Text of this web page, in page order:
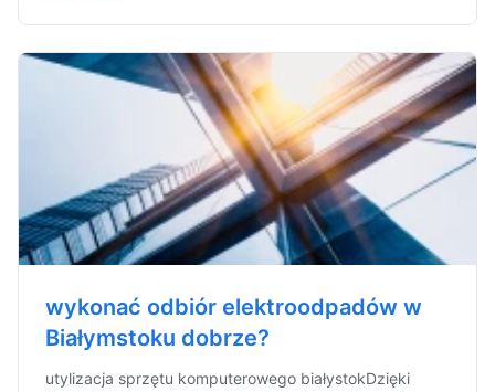
wykonać odbiór elektroodpadów w
Białymstoku dobrze?
utylizacja sprzętu komputerowego białystokDzięki